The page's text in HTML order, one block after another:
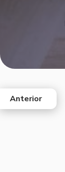
west
Anterior